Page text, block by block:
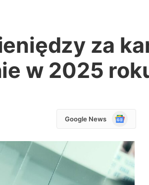
za
w 2025
Google News
Google